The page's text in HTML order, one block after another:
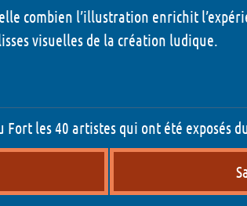
Grandeur Nature - 2026
Animations Chapiteau Montaigne
- 2026
combien l’illustration enrichit
visuelles de la création ludique.
les 40 artistes qui ont été exposés